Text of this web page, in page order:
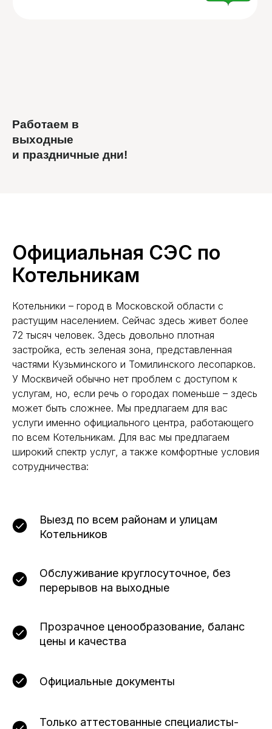
Работаем в
выходные
и праздничные дни!
Официальная СЭС по
Котельникам
Котельники – город в Московской области с
растущим населением. Сейчас здесь живет более
72 тысяч человек. Здесь довольно плотная
застройка, есть зеленая зона, представленная
частями Кузьминского и Томилинского лесопарков.
У Москвичей обычно нет проблем с доступом к
услугам, но, если речь о городах поменьше – здесь
может быть сложнее. Мы предлагаем для вас
услуги именно официального центра, работающего
по всем Котельникам. Для вас мы предлагаем
широкий спектр услуг, а также комфортные условия
сотрудничества:
Выезд по всем районам и улицам
Котельников
Обслуживание круглосуточное, без
перерывов на выходные
Прозрачное ценообразование, баланс
цены и качества
Официальные документы
Только аттестованные специалисты-